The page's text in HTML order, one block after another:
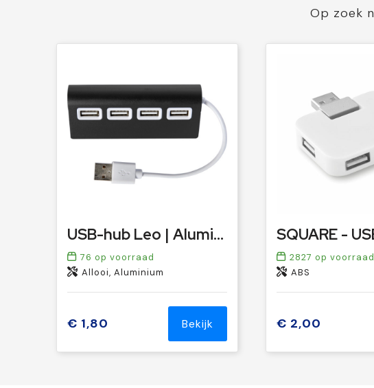
Op zoek
USB-hub Leo | Aluminium | 4 poorten
76 op voorraad
Allooi, Aluminium
€ 1,80 Bekijk
2827 op voorraad
ABS
€ 2,00